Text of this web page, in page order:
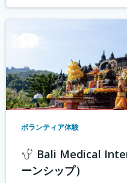
ボランティア体験
Bali Medical
ーンシップ）